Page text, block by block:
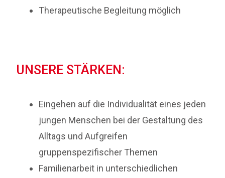
Therapeutische Begleitung möglich
UNSERE STÄRKEN:
Eingehen auf die Individualität eines jeden
jungen Menschen bei der Gestaltung des
Alltags und Aufgreifen
gruppenspezifischer Themen
Familienarbeit in unterschiedlichen